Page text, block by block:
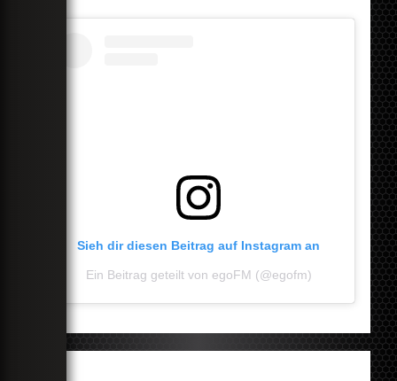
Sieh dir diesen Beitrag auf Instagram an
Ein Beitrag geteilt von egoFM (@egofm)